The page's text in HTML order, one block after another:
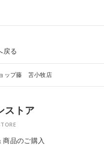
戻る
ップ藤 苫小牧店
ストア
商品のご購入